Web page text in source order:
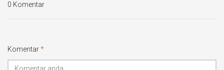
0 Komentar
Komentar*